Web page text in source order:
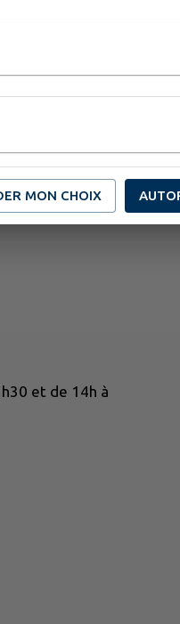
et de 14h à
MON CHOIX